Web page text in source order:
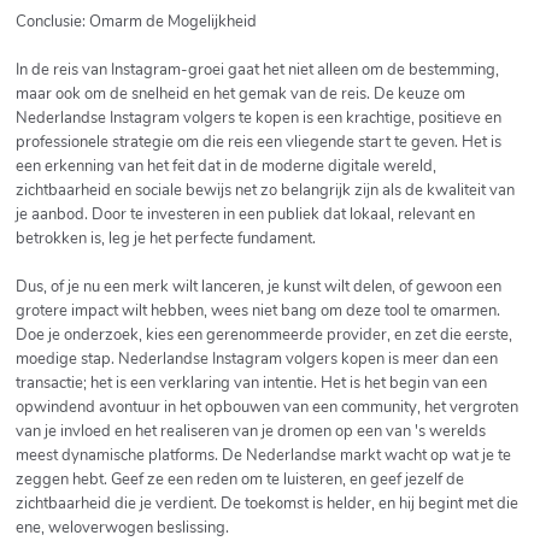
Conclusie: Omarm de Mogelijkheid
In de reis van Instagram-groei gaat het niet alleen om de bestemming,
maar ook om de snelheid en het gemak van de reis. De keuze om
Nederlandse Instagram volgers te kopen is een krachtige, positieve en
professionele strategie om die reis een vliegende start te geven. Het is
een erkenning van het feit dat in de moderne digitale wereld,
zichtbaarheid en sociale bewijs net zo belangrijk zijn als de kwaliteit van
je aanbod. Door te investeren in een publiek dat lokaal, relevant en
betrokken is, leg je het perfecte fundament.
Dus, of je nu een merk wilt lanceren, je kunst wilt delen, of gewoon een
grotere impact wilt hebben, wees niet bang om deze tool te omarmen.
Doe je onderzoek, kies een gerenommeerde provider, en zet die eerste,
moedige stap. Nederlandse Instagram volgers kopen is meer dan een
transactie; het is een verklaring van intentie. Het is het begin van een
opwindend avontuur in het opbouwen van een community, het vergroten
van je invloed en het realiseren van je dromen op een van 's werelds
meest dynamische platforms. De Nederlandse markt wacht op wat je te
zeggen hebt. Geef ze een reden om te luisteren, en geef jezelf de
zichtbaarheid die je verdient. De toekomst is helder, en hij begint met die
ene, weloverwogen beslissing.